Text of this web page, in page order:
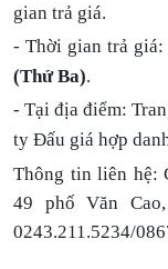
gian trả giá.
- Thời gian trả giá:
(Thứ Ba).
- Tại địa điểm:
ty Đấu giá hợp
Thông tin liên hệ:
49 phố Văn
0243.211.5234/